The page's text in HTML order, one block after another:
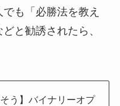
も「必勝法を教え
と勧誘されたら、
そう】バイナリーオプ